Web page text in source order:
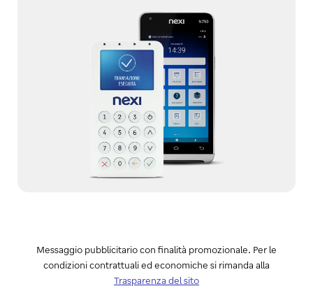
Messaggio pubblicitario con finalità promozionale. Per le
condizioni contrattuali ed economiche si rimanda alla
Trasparenza del sito